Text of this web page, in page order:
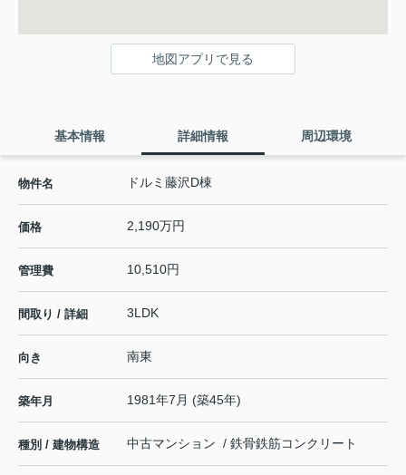
地図アプリで見る
基本情報 詳細情報 周辺環境
物件名 ドルミ藤沢D棟
価格 2,190万円
管理費 10,510円
間取り / 詳細 3LDK
向き 南東
築年月 1981年7月 (築45年)
種別 / 建物構造 中古マンション / 鉄骨鉄筋コンクリート